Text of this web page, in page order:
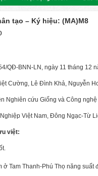
tạo – Ký hiệu: (MA)M8
QĐ-BNN-LN, ngày 11 tháng 12
Cường, Lê Đình Khả, Nguyễn
Nghiên cứu Giống và Công
Việt Nam, Đông Ngạc-Từ
việt:
ở Tam Thanh-Phú Thọ năng suất